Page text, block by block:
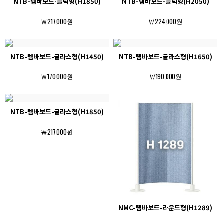
￦217,000원 ￦224,000원
NTB-템바보드-글라스형(H1450)
￦170,000원
NTB-템바보드-글라스형(H1650)
￦190,000원
NTB-템바보드-글라스형(H1850)
￦217,000원
NMC-템바보드-라운드형(H1289)